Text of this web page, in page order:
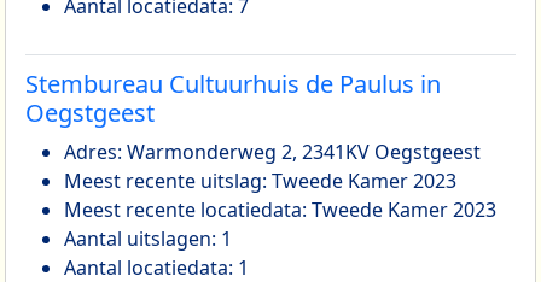
Aantal locatiedata: 7
Stembureau Cultuurhuis de Paulus in
Oegstgeest
Adres: Warmonderweg 2, 2341KV Oegstgeest
Meest recente uitslag: Tweede Kamer 2023
Meest recente locatiedata: Tweede Kamer 2023
Aantal uitslagen: 1
Aantal locatiedata: 1